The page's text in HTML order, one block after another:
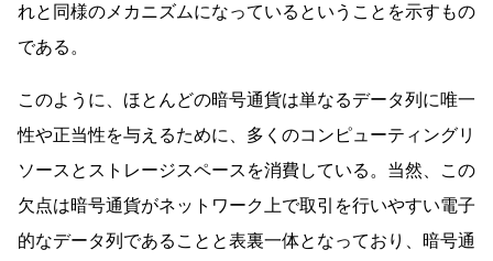
れと同様のメカニズムになっているということを示すもの
である。
このように、ほとんどの暗号通貨は単なるデータ列に唯一
性や正当性を与えるために、多くのコンピューティングリ
ソースとストレージスペースを消費している。当然、この
欠点は暗号通貨がネットワーク上で取引を行いやすい電子
的なデータ列であることと表裏一体となっており、暗号通